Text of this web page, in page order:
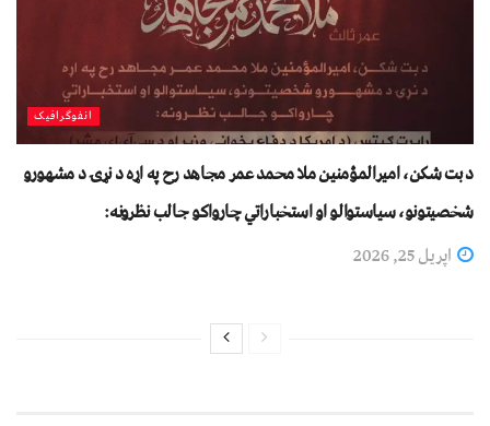
انفوګرافیک
د بت شکن، اميرالمؤمنين ملا محمد عمر مجاهد رح په اړه د نړۍ د مشهورو
شخصیتونو، سیاستوالو او استخباراتي چارواکو جالب نظرونه:
اپریل 25, 2026